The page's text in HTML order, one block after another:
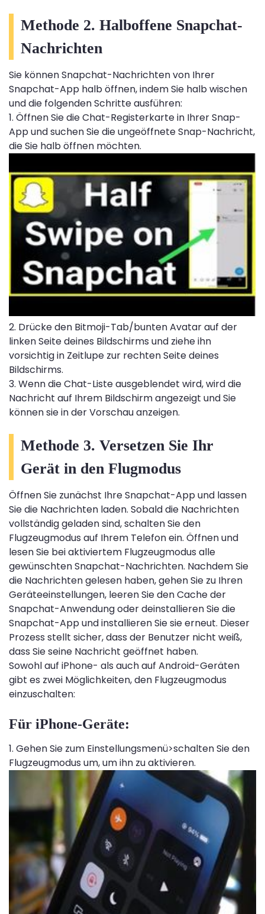
Methode 2. Halboffene Snapchat-
Nachrichten
Sie können Snapchat-Nachrichten von Ihrer
Snapchat-App halb öffnen, indem Sie halb wischen
und die folgenden Schritte ausführen:
1. Öffnen Sie die Chat-Registerkarte in Ihrer Snap-
App und suchen Sie die ungeöffnete Snap-Nachricht,
die Sie halb öffnen möchten.
2. Drücke den Bitmoji-Tab/bunten Avatar auf der
linken Seite deines Bildschirms und ziehe ihn
vorsichtig in Zeitlupe zur rechten Seite deines
Bildschirms.
3. Wenn die Chat-Liste ausgeblendet wird, wird die
Nachricht auf Ihrem Bildschirm angezeigt und Sie
können sie in der Vorschau anzeigen.
Methode 3. Versetzen Sie Ihr
Gerät in den Flugmodus
Öffnen Sie zunächst Ihre Snapchat-App und lassen
Sie die Nachrichten laden. Sobald die Nachrichten
vollständig geladen sind, schalten Sie den
Flugzeugmodus auf Ihrem Telefon ein. Öffnen und
lesen Sie bei aktiviertem Flugzeugmodus alle
gewünschten Snapchat-Nachrichten. Nachdem Sie
die Nachrichten gelesen haben, gehen Sie zu Ihren
Geräteeinstellungen, leeren Sie den Cache der
Snapchat-Anwendung oder deinstallieren Sie die
Snapchat-App und installieren Sie sie erneut. Dieser
Prozess stellt sicher, dass der Benutzer nicht weiß,
dass Sie seine Nachricht geöffnet haben.
Sowohl auf iPhone- als auch auf Android-Geräten
gibt es zwei Möglichkeiten, den Flugzeugmodus
einzuschalten:
Für iPhone-Geräte:
1. Gehen Sie zum Einstellungsmenü>schalten Sie den
Flugzeugmodus um, um ihn zu aktivieren.